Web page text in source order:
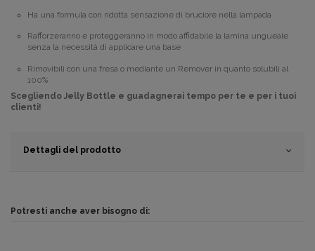
Ha una formula con ridotta sensazione di bruciore nella lampada
Rafforzeranno e proteggeranno in modo affidabile la lamina ungueale
senza la necessità di applicare una base
Rimovibili con una fresa o mediante un Remover in quanto solubili al
100%
Scegliendo Jelly Bottle e guadagnerai tempo per te e per i tuoi
clienti!
Dettagli del prodotto
Potresti anche aver bisogno di: